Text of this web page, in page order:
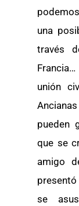
una
través
unión
pueden
que se
amigo
se